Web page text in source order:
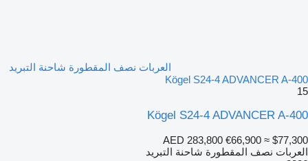
العربات نصف المقطورة شاحنة التبريد
Kögel S24-4 ADVANCER A-400
15
Kögel S24-4 ADVANCER A-400
AED 283,800 €66,900 ≈ $77,300
العربات نصف المقطورة شاحنة التبريد